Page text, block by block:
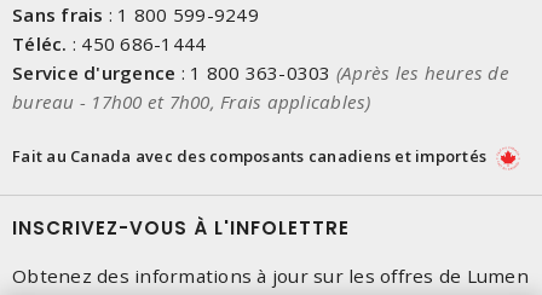
Sans frais : 1 800 599-9249
Téléc. : 450 686-1444
Service d'urgence : 1 800 363-0303 (Après les heures de
bureau - 17h00 et 7h00, Frais applicables)
Fait au Canada avec des composants canadiens et importés
INSCRIVEZ-VOUS À L'INFOLETTRE
Obtenez des informations à jour sur les offres de Lumen